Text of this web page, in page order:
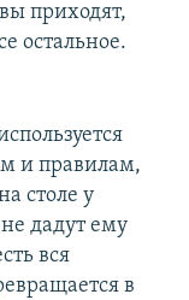
приходят,
остальное.
и правилам,
столе у
дадут ему
вся
в